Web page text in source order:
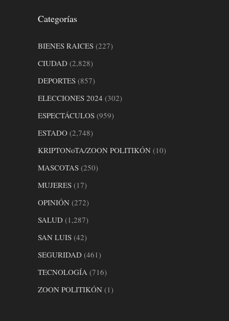
Categorías
BIENES RAICES (227)
CIUDAD (2,828)
DEPORTES (857)
ELECCIONES 2024 (302)
ESPECTÁCULOS (959)
ESTADO (2,748)
KRIPTONoTA/ZOON POLITIKÓN (10)
MASCOTAS (250)
MUJERES (17)
OPINIÓN (272)
SALUD (1,287)
SAN LUIS (42)
SEGURIDAD (461)
TECNOLOGÍA (716)
ZOON POLITIKÓN (1)